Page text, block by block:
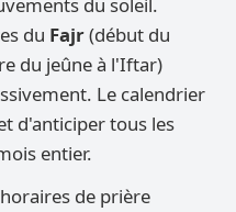
du soleil.
du Fajr(début du
du jeûne à l'Iftar)
Le calendrier
d'anticiper tous les
entier.
de prière